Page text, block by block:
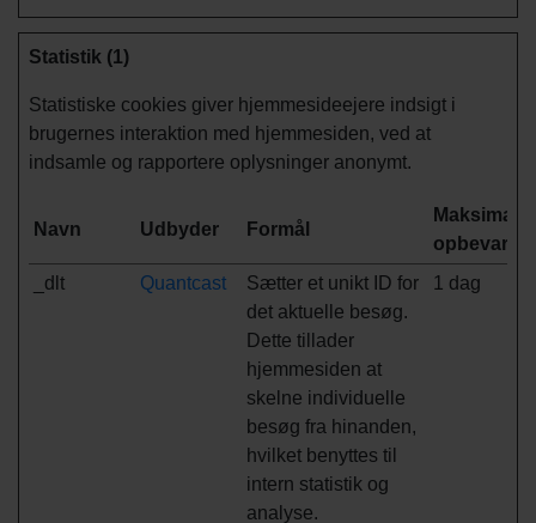
Statistik (1)
Statistiske cookies giver hjemmesideejere indsigt i
brugernes interaktion med hjemmesiden, ved at
indsamle og rapportere oplysninger anonymt.
Navn Udbyder Formål
Maksimal
_dlt
Quantcast
Sætter et unikt ID for
det aktuelle besøg.
Dette tillader
hjemmesiden at
skelne individuelle
besøg fra hinanden,
hvilket benyttes til
intern statistik og
analyse.
1 dag